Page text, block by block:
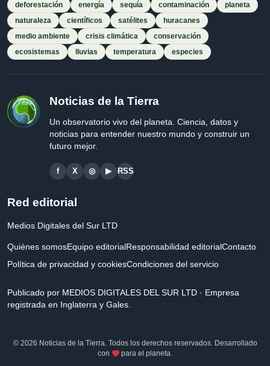
deforestación
energía sequía contaminación
planeta
naturaleza
científicos satélites
huracanes
medio ambiente
crisis climática
conservación
ecosistemas
lluvias temperatura especies
Noticias de la Tierra
Un observatorio vivo del planeta. Ciencia, datos y
noticias para entender nuestro mundo y construir un
futuro mejor.
f X ◎ ▶ RSS
Red editorial
Medios Digitales del Sur LTD
Quiénes somosEquipo editorialResponsabilidad editorialContacto
Política de privacidad y cookiesCondiciones del servicio
Publicado por MEDIOS DIGITALES DEL SUR LTD · Empresa
registrada en Inglaterra y Gales.
© 2026 Noticias de la Tierra. Todos los derechos reservados. Desarrollado
con
para el planeta.